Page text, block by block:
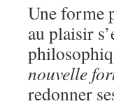
Une forme
au plaisir
nouvelle
redonner